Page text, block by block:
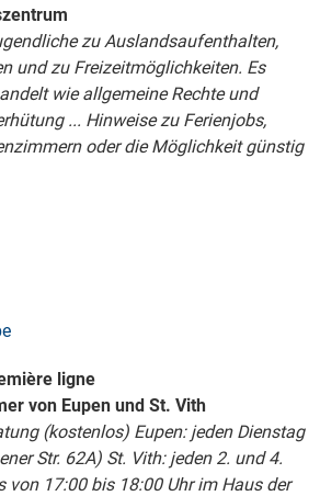
zu Auslandsaufenthalten,
und zu Freizeitmöglichkeiten. Es
wie allgemeine Rechte und
... Hinweise zu Ferienjobs,
oder die Möglichkeit günstig
ligne
von Eupen und St. Vith
(kostenlos) Eupen: jeden Dienstag
Str. 62A) St. Vith: jeden 2. und 4.
von 17:00 bis 18:00 Uhr im Haus der